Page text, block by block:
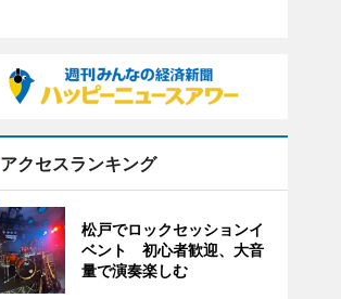
アクセスランキング
松戸でロックセッションイ
ベント 初心者歓迎、大音
量で演奏楽しむ